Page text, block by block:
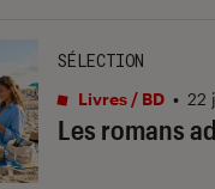
Les romans
SÉLECTION
Livres / BD • 22